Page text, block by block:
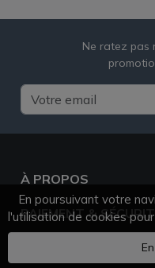
Ne ratez pas
À PROPOS
PAIEMENT &
En poursuivant votre
l'utilisation de cookies